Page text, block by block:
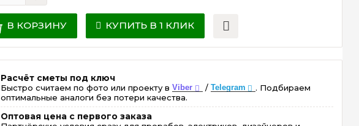
В КОРЗИНУ КУПИТЬ В 1 КЛИК
Расчёт сметы под ключ
Быстро считаем по фото или проекту вViber / Telegram
. Подбираем
оптимальные аналоги без потери качества.
Оптовая цена с первого заказа